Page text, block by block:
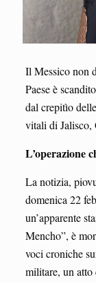
Il Messico non
Paese è
dal crepitìo
vitali di Jalisco,
L’operazione
La notizia,
domenica 22
un’apparente
Mencho”, è
voci croniche
militare, un atto